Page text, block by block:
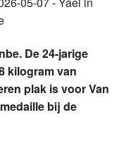
De 24-jarige
kilogram van
plak is voor Van
bij de